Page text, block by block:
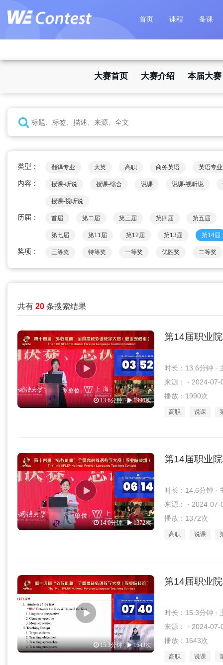
首页 课程 备课
大赛首页 大赛介绍 本届大赛
类型： 翻译专业 大英 高职 商务英语 英语专业
内容： 授课-听说 授课-综合 说课 说课-视听说
授课-视听说
历届： 首届 第二届 第三届 第四届 第五届
第七届 第11届 第12届 第13届 第14届
奖项： 三等奖 特等奖 一等奖 优胜奖 二等奖
共有 20 条搜索结果
13.6分钟 1990次
第14届职业
时长：13.6分钟 ·
来源： · 2024-07-
播放：1990次
高职 说课
14.6分钟 1372次
第14届职业
时长：14.6分钟 ·
来源： · 2024-07-
播放：1372次
高职 说课
15.3分钟 1643次
第14届职业
时长：15.3分钟 ·
来源： · 2024-07-
播放：1643次
高职 说课